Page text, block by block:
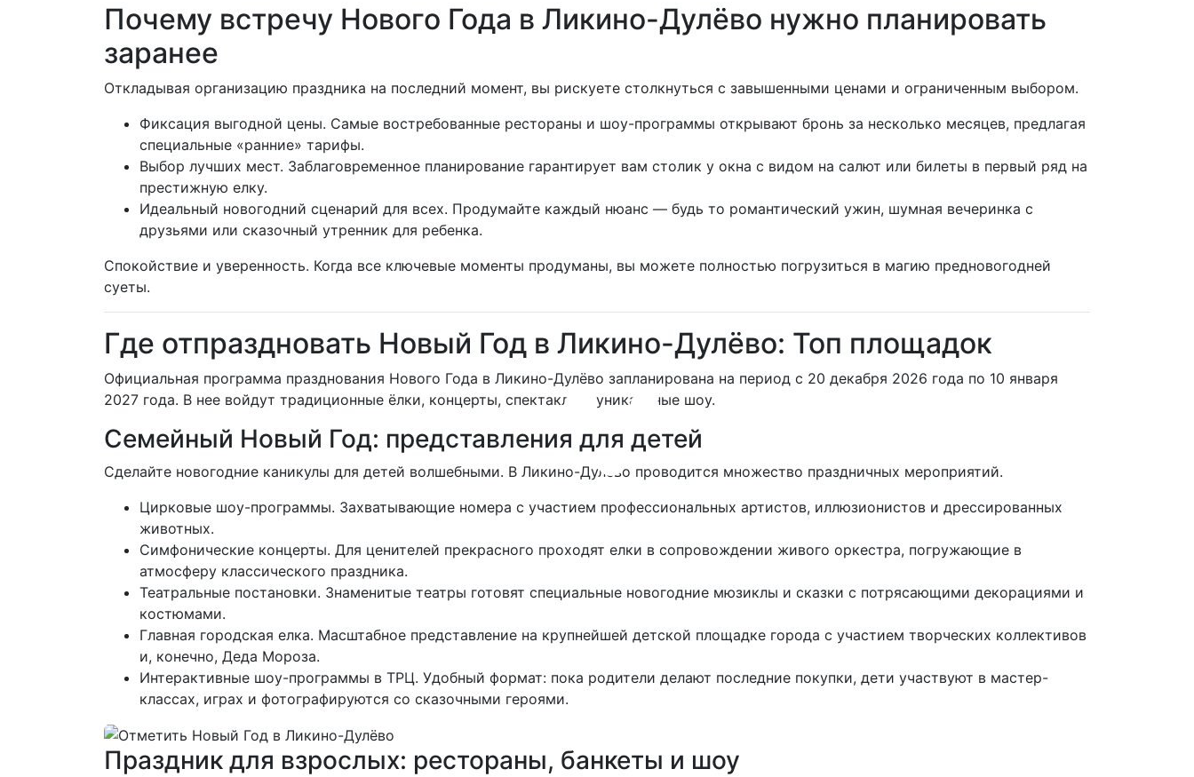
Почему встречу Нового Года в Ликино-Дулёво нужно планировать
заранее
Откладывая организацию праздника на последний момент, вы рискуете столкнуться с завышенными ценами и ограниченным выбором.
Фиксация выгодной цены. Самые востребованные рестораны и шоу-программы открывают бронь за несколько месяцев, предлагая
специальные «ранние» тарифы.
Выбор лучших мест. Заблаговременное планирование гарантирует вам столик у окна с видом на салют или билеты в первый ряд на
престижную елку.
Идеальный новогодний сценарий для всех. Продумайте каждый нюанс — будь то романтический ужин, шумная вечеринка с
друзьями или сказочный утренник для ребенка.
Спокойствие и уверенность. Когда все ключевые моменты продуманы, вы можете полностью погрузиться в магию предновогодней
суеты.
Где отпраздновать Новый Год в Ликино-Дулёво: Топ площадок
Официальная программа празднования Нового Года в Ликино-Дулёво запланирована на период с 20 декабря 2026 года по 10 января
2027 года. В нее войдут традиционные ёлки, концерты, спектакли и уникальные шоу.
Семейный Новый Год: представления для детей
Сделайте новогодние каникулы для детей волшебными. В Ликино-Дулёво проводится множество праздничных мероприятий.
Цирковые шоу-программы. Захватывающие номера с участием профессиональных артистов, иллюзионистов и дрессированных
животных.
Симфонические концерты. Для ценителей прекрасного проходят елки в сопровождении живого оркестра, погружающие в
атмосферу классического праздника.
Театральные постановки. Знаменитые театры готовят специальные новогодние мюзиклы и сказки с потрясающими декорациями и
костюмами.
Главная городская елка. Масштабное представление на крупнейшей детской площадке города с участием творческих коллективов
и, конечно, Деда Мороза.
Интерактивные шоу-программы в ТРЦ. Удобный формат: пока родители делают последние покупки, дети участвуют в мастер-
классах, играх и фотографируются со сказочными героями.
Праздник для взрослых: рестораны, банкеты и шоу